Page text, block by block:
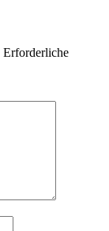
Erforderliche